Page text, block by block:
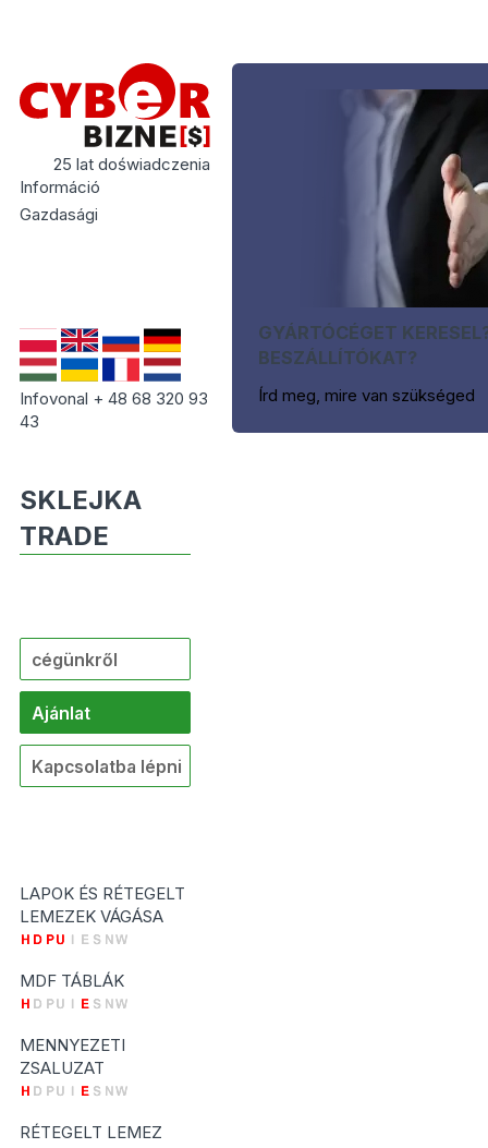
25 lat doświadczenia
Információ
Gazdasági
Infovonal + 48 68 320 93
43
GYÁRTÓCÉGET
BESZÁLLÍTÓKAT?
Írd meg, mire van szükséged
SKLEJKA
TRADE
cégünkről
Ajánlat
Kapcsolatba lépni
LAPOK ÉS RÉTEGELT
LEMEZEK VÁGÁSA
MDF TÁBLÁK
MENNYEZETI
ZSALUZAT
RÉTEGELT LEMEZ